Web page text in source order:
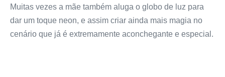
Muitas vezes a mãe também aluga o globo de luz para
dar um toque neon, e assim criar ainda mais magia no
cenário que já é extremamente aconchegante e especial.